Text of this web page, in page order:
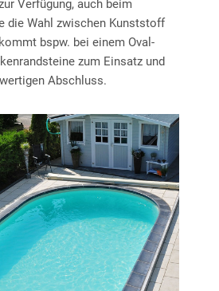
Verfügung, auch beim
die Wahl zwischen Kunststoff
bspw. bei einem Oval-
zum Einsatz und
Abschluss.